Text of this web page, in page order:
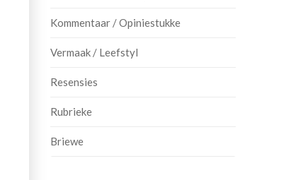
Kommentaar / Opiniestukke
Vermaak / Leefstyl
Resensies
Rubrieke
Briewe